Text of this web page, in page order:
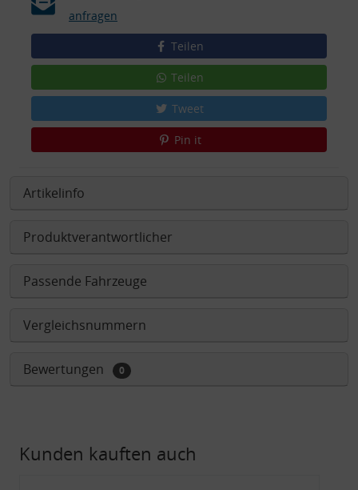
anfragen
Teilen
Teilen
Tweet
Pin it
Artikelinfo
Produktverantwortlicher
Passende Fahrzeuge
Vergleichsnummern
Bewertungen 0
Kunden kauften auch